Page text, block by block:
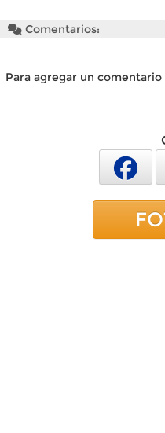
Comentarios:
Para agregar un comentario